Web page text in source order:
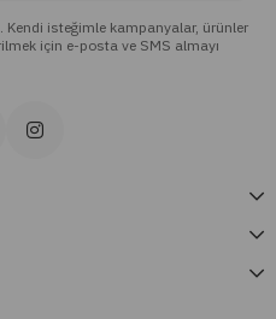
Kendi isteğimle kampanyalar, ürünler
için e-posta ve SMS almayı